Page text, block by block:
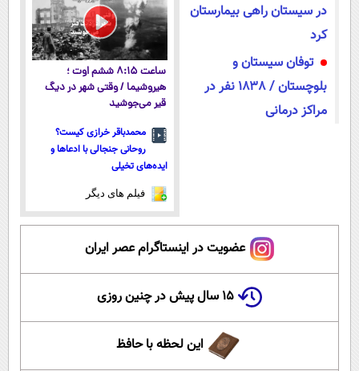
در سیستان راهی بیمارستان
کرد
توفان‌ سیستان و
بلوچستان / ۱۸۳۸ نفر در
مراکز درمانی
ساعت ۸:۱۵ ششم اوت ؛
هیروشیما / وقتی شهر در دیگ
قیر می‌جوشید
محمدباقر خرازی کیست؟
روحانی جنجالی با ادعاها و
ایده‌های تخیلی
فیلم های دیگر
عضویت در اینستاگرام عصر ایران
۱۵ سال پیش در چنین روزی
این لحظه با حافظ